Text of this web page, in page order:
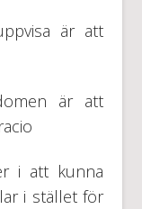
är att
är att
i att kunna
i stället för